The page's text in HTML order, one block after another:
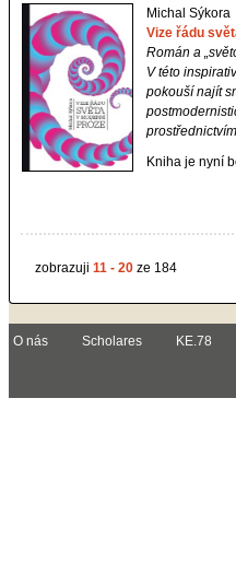
Michal Sýkora
Vize řádu
Román a
V této
pokouší najít
Kniha je nyní
zobrazuji 11 - 20 ze 184
O nás Scholares KE.78